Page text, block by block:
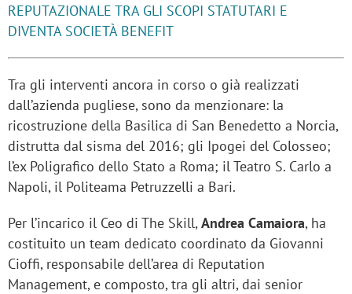
REPUTAZIONALE TRA GLI SCOPI STATUTARI E
DIVENTA SOCIETÀ BENEFIT
Tra gli interventi ancora in corso o già realizzati
dall’azienda pugliese, sono da menzionare: la
ricostruzione della Basilica di San Benedetto a Norcia,
distrutta dal sisma del 2016; gli Ipogei del Colosseo;
l’ex Poligrafico dello Stato a Roma; il Teatro S. Carlo a
Napoli, il Politeama Petruzzelli a Bari.
Per l’incarico il Ceo di The Skill, Andrea Camaiora, ha
costituito un team dedicato coordinato da Giovanni
Cioffi, responsabile dell’area di Reputation
Management, e composto, tra gli altri, dai senior